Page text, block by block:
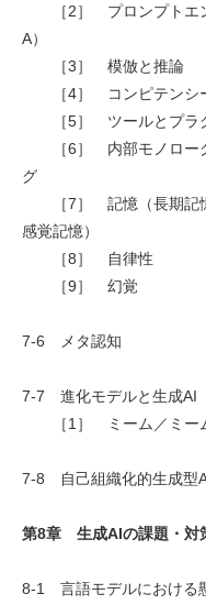
［2］ プロンプトエン
A）
［3］ 模倣と推論
［4］ コンピテンシー
［5］ ツールとプラ
［6］ 内部モノローグ
グ
［7］ 記憶（長期記憶
感覚記憶）
［8］ 自律性
［9］ 幻覚
7-6 メタ認知
7-7 進化モデルと生成AI
［1］ ミーム／ミー
7-8 自己組織化的生成型
第8章 生成AIの課題・対
8-1 言語モデルにおける